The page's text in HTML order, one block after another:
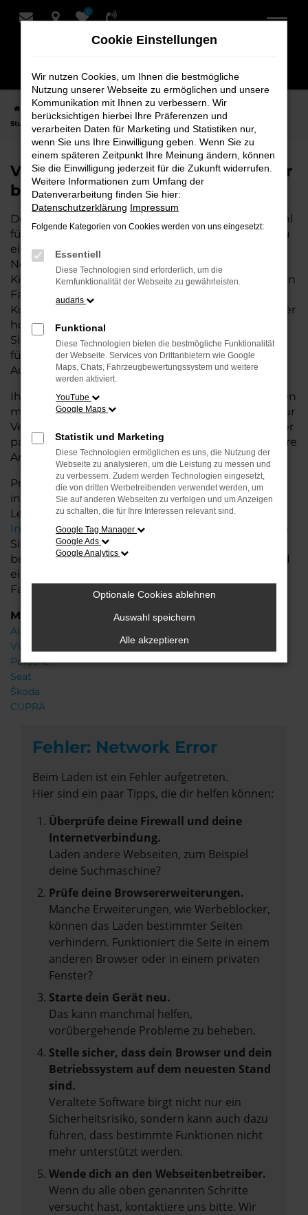
Zum
0
Startseite Stuhr VW VW Taigo
VW Taigo Tageszulassung für
Stuhr bei Schmidt + Koch
VW Taigo Tageszulassung für Stuhr
bei Schmidt + Koch
Der VW Taigo Tageszulassung ist die perfekte Wahl
für alle, die für Stuhr ein hochwertiges Fahrzeug zu
einem besonders attraktiven Preis suchen. Als
Neuwagen mit nur wenigen gefahrenen
Kilometern bietet er Ihnen alle Vorteile eines neuen
Fahrzeugs, jedoch zu deutlich besseren
Konditionen. Mit seiner modernen Ausstattung, der
hohen Effizienz und den fortschrittlichen
Sicherheitsfeatures ist der Taigo die ideale Lösung
für den Stadtverkehr für Stuhr und längere
Ausflüge ins Umland.
Ihr VW Autohaus in der Nähe von Stuhr steht Ihnen
mit einer breiten Auswahl an Tageszulassungen zur
Verfügung. Unser Team hilft Ihnen, den Taigo in der
passenden Ausstattungsvariante zu finden, der Ihre
Anforderungen und Wünsche erfüllt.
Profitieren Sie von zusätzlichen Services wie
individuellen Finanzierungs- und
Leasingangeboten, sowie der bequemen
InzahlungnahmeIhres alten Fahrzeugs. Besuchen
Sie uns und lassen Sie sich von unseren Experten
beraten. Wir bieten Ihnen eine große Auswahl und
eine persönliche Beratung, damit Sie das perfekte
Fahrzeug für Ihre Bedürfnisse finden.
Marken
Audi
VW
Porsche
Seat
Škoda
CUPRA
Fehler: Network Error
Beim Laden ist ein Fehler aufgetreten.
Hier sind ein paar Tipps, die dir helfen können:
Überprüfe deine Firewall und deine
Internetverbindung.
Laden andere Webseiten, zum Beispiel
deine Suchmaschine?
Prüfe deine Browsererweiterungen.
Manche Erweiterungen, wie Werbeblocker,
können das Laden bestimmter Seiten
verhindern. Funktioniert die Seite in einem
anderen Browser oder in einem privaten
Fenster?
Starte dein Gerät neu.
Das kann manchmal helfen,
vorübergehende Probleme zu beheben.
Stelle sicher, dass dein Browser und dein
Betriebssystem auf dem neuesten Stand
sind.
Veraltete Software birgt nicht nur ein
Sicherheitsrisiko, sondern kann auch dazu
führen, dass bestimmte Funktionen nicht
mehr unterstützt werden.
Wende dich an den Webseitenbetreiber.
Wenn du alle oben genannten Schritte
versucht hast, kontaktiere uns bitte. Wir
Cookie Einstellungen
Wir nutzen Cookies, um Ihnen die bestmögliche
Nutzung unserer Webseite zu ermöglichen und unsere
Kommunikation mit Ihnen zu verbessern. Wir
berücksichtigen hierbei Ihre Präferenzen und
verarbeiten Daten für Marketing und Statistiken nur,
wenn Sie uns Ihre Einwilligung geben. Wenn Sie zu
einem späteren Zeitpunkt Ihre Meinung ändern, können
Sie die Einwilligung jederzeit für die Zukunft widerrufen.
Weitere Informationen zum Umfang der
Datenverarbeitung finden Sie hier:
Datenschutzerklärung Impressum
Folgende Kategorien von Cookies werden von uns eingesetzt:
Essentiell
Diese Technologien sind erforderlich, um die
Kernfunktionalität der Webseite zu gewährleisten.
audaris
Funktional
Diese Technologien bieten die bestmögliche Funktionalität
der Webseite. Services von Drittanbietern wie Google
Maps, Chats, Fahrzeugbewertungssystem und weitere
werden aktiviert.
YouTube
Google Maps
Statistik und Marketing
Diese Technologien ermöglichen es uns, die Nutzung der
Webseite zu analysieren, um die Leistung zu messen und
zu verbessern. Zudem werden Technologien eingesetzt,
die von dritten Werbetreibenden verwendet werden, um
Sie auf anderen Webseiten zu verfolgen und um Anzeigen
zu schalten, die für Ihre Interessen relevant sind.
Google Tag Manager
Google Ads
Google Analytics
Optionale Cookies ablehnen
Auswahl speichern
Alle akzeptieren